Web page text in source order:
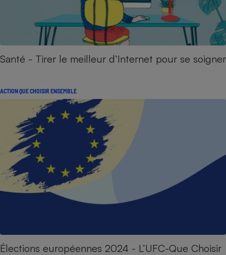
Santé - Tirer le meilleur d’Internet pour se soigner
ACTION QUE CHOISIR ENSEMBLE
Élections européennes 2024 - L’UFC-Que Choisir